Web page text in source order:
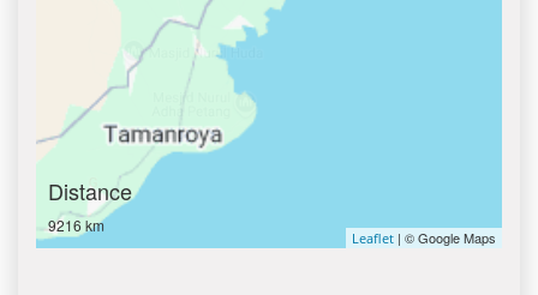
Distance
9216 km
Leaflet | © Google Maps